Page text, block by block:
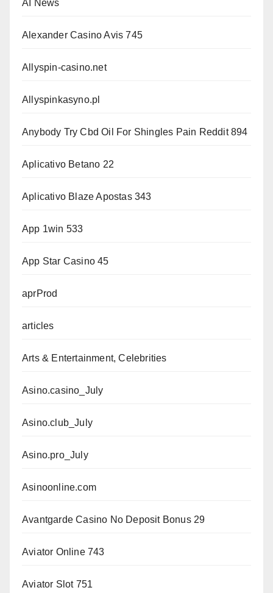
AI News
Alexander Casino Avis 745
Allyspin-casino.net
Allyspinkasyno.pl
Anybody Try Cbd Oil For Shingles Pain Reddit 894
Aplicativo Betano 22
Aplicativo Blaze Apostas 343
App 1win 533
App Star Casino 45
aprProd
articles
Arts & Entertainment, Celebrities
Asino.casino_July
Asino.club_July
Asino.pro_July
Asinoonline.com
Avantgarde Casino No Deposit Bonus 29
Aviator Online 743
Aviator Slot 751